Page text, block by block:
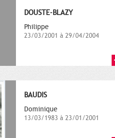
DOUSTE-BLAZY
Philippe
23/03/2001 à 29/04/2004
BAUDIS
Dominique
13/03/1983 à 23/01/2001